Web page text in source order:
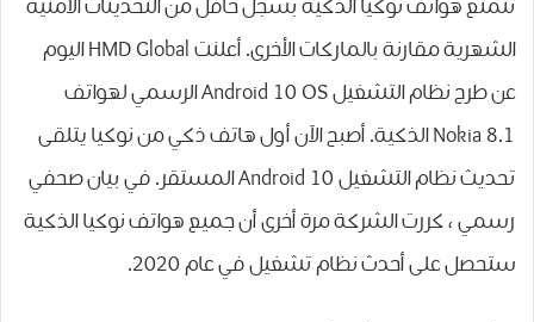
تتمتع هواتف نوكيا الذكية بسجل حافل من التحديثات الأمنية
الشهرية مقارنة بالماركات الأخرى. أعلنت HMD Global اليوم
عن طرح نظام التشغيل Android 10 OS الرسمي لهواتف
Nokia 8.1 الذكية. أصبح الآن أول هاتف ذكي من نوكيا يتلقى
تحديث نظام التشغيل Android 10 المستقر. في بيان صحفي
رسمي ، كررت الشركة مرة أخرى أن جميع هواتف نوكيا الذكية
ستحصل على أحدث نظام تشغيل في عام 2020.